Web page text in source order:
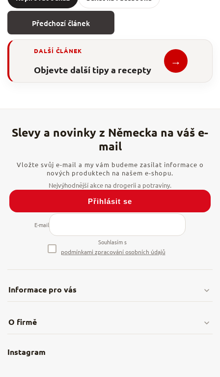
Předchozí článek
DALŠÍ ČLÁNEK
Objevte další tipy a recepty
→
Informace pro vás
Obchodní podmínky
Nejčastější dotazy
Vložte svůj e-mail a my vám budeme zasílat informace o
nových produktech na našem e-shopu.
E-mail
Souhlasím s
podmínkami zpracování osobních údajů
Přihlásit se
Instagram
O firmě